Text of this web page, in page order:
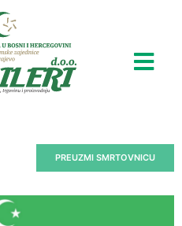
PREUZMI SMRTOVNICU